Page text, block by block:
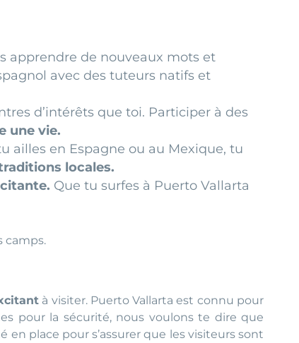
apprendre de nouveaux mots et
avec des tuteurs natifs et
d’intérêts que toi. Participer à des
une vie.
ailles en Espagne ou au Mexique, tu
locales.
Que tu surfes à Puerto Vallarta
camps.
à visiter. Puerto Vallarta est connu pour
pour la sécurité, nous voulons te dire que
place pour s’assurer que les visiteurs sont